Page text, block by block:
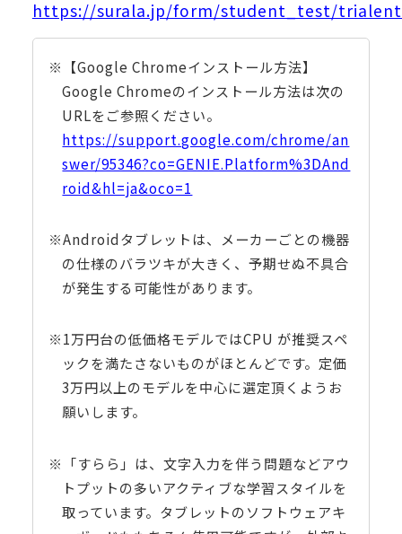
https://surala.jp/form/student_test/
※【Google Chromeインストール方法】
Google Chromeのインストール方法は次の
URLをご参照ください。
https://support.google.com/chrome/an
swer/95346?co=GENIE.Platform%3DAnd
roid&hl=ja&oco=1
※Androidタブレットは、メーカーごとの機器
の仕様のバラツキが大きく、予期せぬ不具合
が発生する可能性があります。
※1万円台の低価格モデルではCPU が推奨スペ
ックを満たさないものがほとんどです。定価
3万円以上のモデルを中心に選定頂くようお
願いします。
※「すらら」は、文字入力を伴う問題などアウ
トプットの多いアクティブな学習スタイルを
取っています。タブレットのソフトウェアキ